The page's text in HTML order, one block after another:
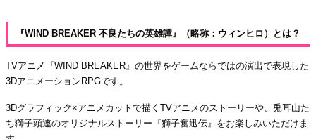
『WIND BREAKER 不良たちの英雄譚』（略称：ウィンヒロ）とは？
TVアニメ『WIND BREAKER』の世界をゲームならではの演出で表現した
3DアニメーションRPGです。
3Dグラフィック×アニメカットで描くTVアニメのストーリーや、兎耳山た
ち獅子頭連のオリジナルストーリー『獅子奮迅伝』をお楽しみいただけま